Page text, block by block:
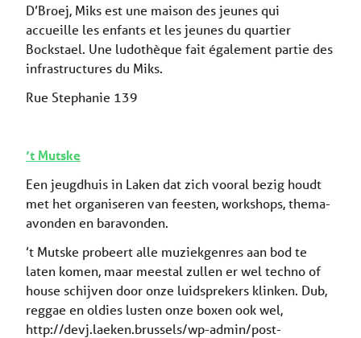
D’Broej, Miks est une maison des jeunes qui
accueille les enfants et les jeunes du quartier
Bockstael. Une ludothèque fait également partie des
infrastructures du Miks.
Rue Stephanie 139
’t Mutske
Een jeugdhuis in Laken dat zich vooral bezig houdt
met het organiseren van feesten, workshops, thema-
avonden en baravonden.
’t Mutske probeert alle muziekgenres aan bod te
laten komen, maar meestal zullen er wel techno of
house schijven door onze luidsprekers klinken. Dub,
reggae en oldies lusten onze boxen ook wel,
http://devj.laeken.brussels/wp-admin/post-